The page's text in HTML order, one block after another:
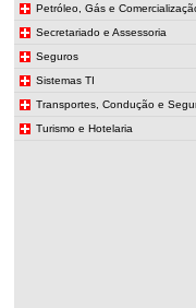
Petróleo, Gás e
Secretariado e Assessoria
Seguros
Sistemas TI
Transportes, Condução e
Turismo e Hotelaria